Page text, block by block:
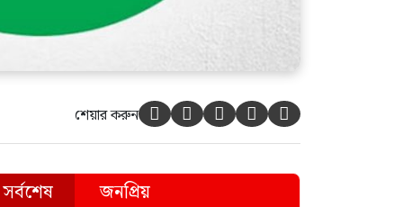
শেয়ার করুন     
সর্বশেষ জনপ্রিয়